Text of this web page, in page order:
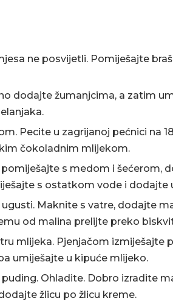
ne posvijetli. Pomiješajte
dodajte žumanjcima, a zatim
Pecite u zagrijanoj pećnici na
čokoladnim mlijekom.
s medom i šećerom,
s ostatkom vode i dodajte
Maknite s vatre, dodajte
od malina prelijte preko
mlijeka. Pjenjačom izmiješajte
umiješajte u kipuće mlijeko.
Ohladite. Dobro izradite
žlicu po žlicu kreme.